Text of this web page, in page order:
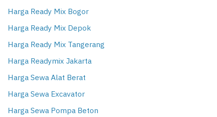
Harga Ready Mix Bogor
Harga Ready Mix Depok
Harga Ready Mix Tangerang
Harga Readymix Jakarta
Harga Sewa Alat Berat
Harga Sewa Excavator
Harga Sewa Pompa Beton